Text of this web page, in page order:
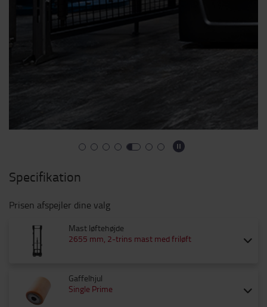
Specifikation
Prisen afspejler dine valg
Mast løftehøjde
2655 mm, 2-trins mast med friløft
Gaffelhjul
Single Prime